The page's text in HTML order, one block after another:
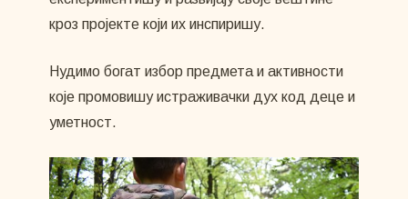
кроз пројекте који их инспиришу.
Нудимо богат избор предмета и активности
које промовишу истраживачки дух код деце и
уметност.